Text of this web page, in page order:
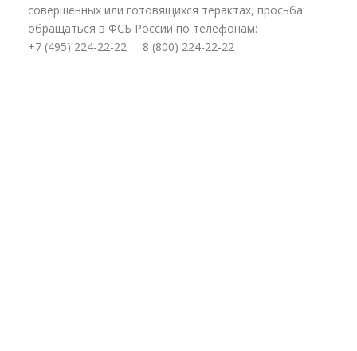
совершенных или готовящихся терактах, просьба
обращаться в ФСБ России по телефонам:
+7 (495) 224-22-22 8 (800) 224-22-22